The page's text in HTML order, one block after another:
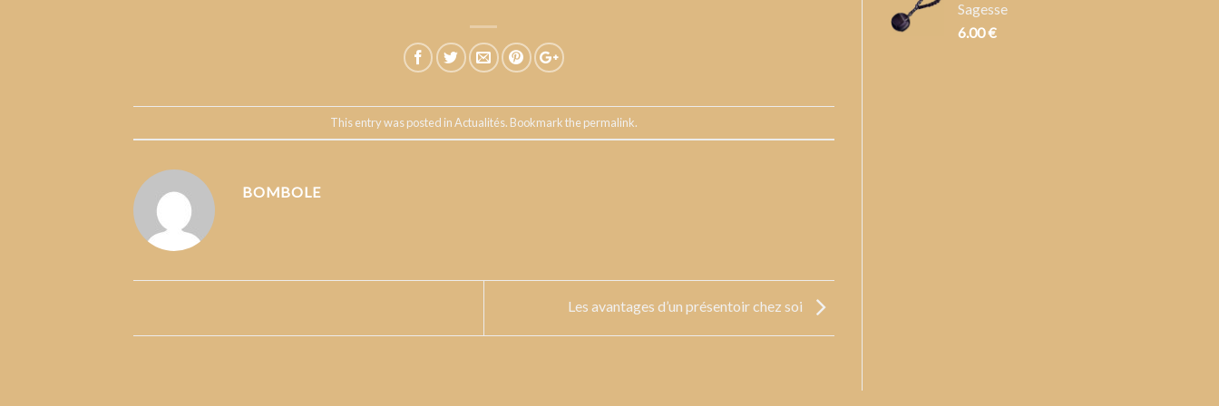
This entry was posted inActualités. Bookmark thepermalink.
BOMBOLE
Les avantages d’un présentoir chez soi
Sagesse
6.00€